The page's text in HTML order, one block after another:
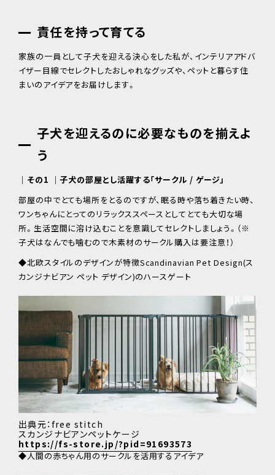
責任を持って育てる
家族の一員として子犬を迎える決心をした私が、インテリアアドバ
イザー目線でセレクトしたおしゃれなグッズや、ペットと暮らす住
まいのアイデアをお届けします。
子犬を迎えるのに必要なものを揃えよ
う
｜その1 ｜子犬の部屋とし活躍する「サークル / ゲージ」
部屋の中でとても場所をとるのですが、眠る時や落ち着きたい時、
ワンちゃんにとってのリラックススペースとしてとても大切な場
所。生活空間に溶け込むことを意識してセレクトしましょう。（※
子犬はなんでも噛むので木素材のサークル購入は要注意！）
◆北欧スタイルのデザインが特徴Scandinavian Pet Design(ス
カンジナビアン ペット デザイン)のハースゲート
出典元：free stitch
スカンジナビアンペットケージ
https://fs-store.jp/?pid=91693573
◆人間の赤ちゃん用のサークルを活用するアイデア